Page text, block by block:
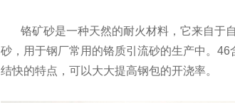
铬矿砂是一种天然的耐火材料，它来自于
砂，用于钢厂常用的铬质引流砂的生产中。
结快的特点，可以大大提高钢包的开浇率。